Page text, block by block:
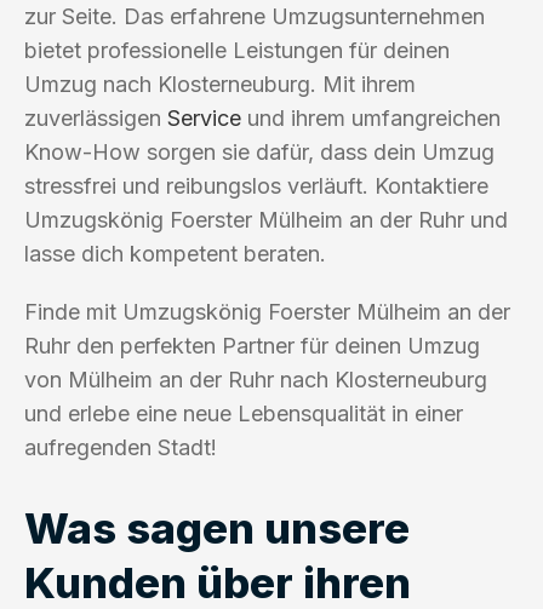
zur Seite. Das erfahrene Umzugsunternehmen
bietet professionelle Leistungen für deinen
Umzug nach Klosterneuburg. Mit ihrem
zuverlässigen Service und ihrem umfangreichen
Know-How sorgen sie dafür, dass dein Umzug
stressfrei und reibungslos verläuft. Kontaktiere
Umzugskönig Foerster Mülheim an der Ruhr und
lasse dich kompetent beraten.
Finde mit Umzugskönig Foerster Mülheim an der
Ruhr den perfekten Partner für deinen Umzug
von Mülheim an der Ruhr nach Klosterneuburg
und erlebe eine neue Lebensqualität in einer
aufregenden Stadt!
Was sagen unsere
Kunden über ihren